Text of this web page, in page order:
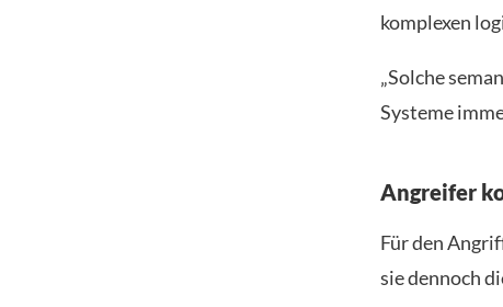
komplexen
„Solche
Systeme
Angreifer
Für den
sie dennoch